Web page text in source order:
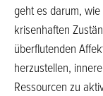
geht es darum,
krisenhaften
überflutenden
herzustellen,
Ressourcen zu